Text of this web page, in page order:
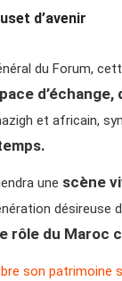
d’avenir
du Forum,
et africain,
une scène
désireuse
rôle du
son patrimoine